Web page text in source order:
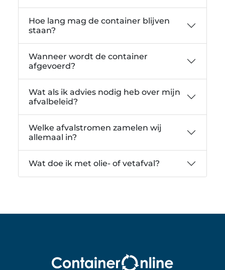
Hoe lang mag de container blijven
staan?
Wanneer wordt de container
afgevoerd?
Wat als ik advies nodig heb over mijn
afvalbeleid?
Welke afvalstromen zamelen wij
allemaal in?
Wat doe ik met olie- of vetafval?